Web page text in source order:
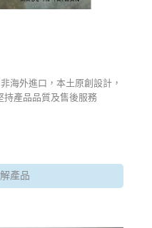
海外進口，本土原創設計，
持產品品質及售後服務
產品